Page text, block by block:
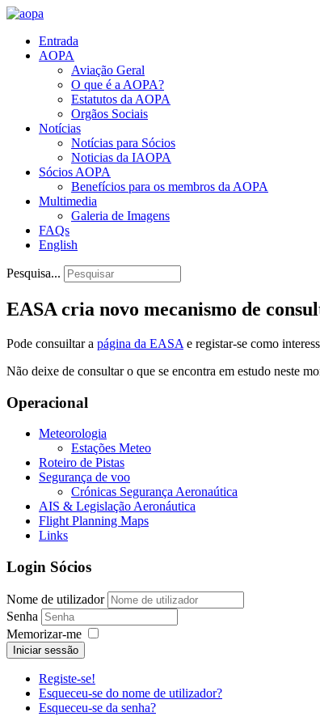
Entrada
AOPA
Aviação Geral
O que é a AOPA?
Estatutos da AOPA
Orgãos Sociais
Notícias
Notícias para Sócios
Noticias da IAOPA
Sócios AOPA
Benefícios para os membros da AOPA
Multimedia
Galeria de Imagens
FAQs
English
Pesquisa...
EASA cria novo mecanismo de
Pode consuiltar a página da EASA e registar-se como
Não deixe de consultar o que se encontra em estudo neste
Operacional
Meteorologia
Estações Meteo
Roteiro de Pistas
Segurança de voo
Crónicas Segurança Aeronaútica
AIS & Legislação Aeronáutica
Flight Planning Maps
Links
Login Sócios
Nome de utilizador
Senha
Memorizar-me
Iniciar sessão
Registe-se!
Esqueceu-se do nome de utilizador?
Esqueceu-se da senha?